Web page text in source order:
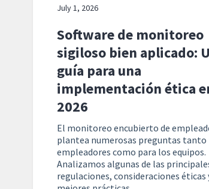
July 1, 2026
Software de monitoreo
sigiloso bien aplicado:
guía para una
implementación ética
2026
El monitoreo encubierto de
plantea numerosas preguntas tanto
empleadores como para los equipos.
Analizamos algunas de las
regulaciones, consideraciones éticas